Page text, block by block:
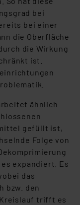
bestehen.
stützt
der
eigenen
Daten,
bei
bei einer
die Oberfläche
die Wirkung
ist.
ähnlich
gefüllt ist,
Folge von
expandiert. Es
das
bzw. den
trifft es